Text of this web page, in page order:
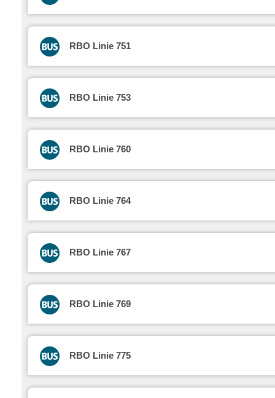
RBO Linie 751
RBO Linie 753
RBO Linie 760
RBO Linie 764
RBO Linie 767
RBO Linie 769
RBO Linie 775